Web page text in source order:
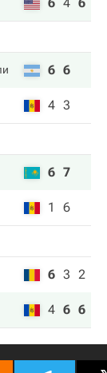
6 6
4 3
6 7
1 6
6 3 2
4 6 6